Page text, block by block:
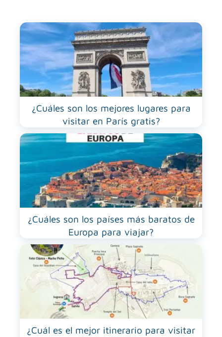
¿Cuáles son los mejores lugares para
visitar en París gratis?
¿Cuáles son los países más baratos de
Europa para viajar?
¿Cuál es el mejor itinerario para visitar